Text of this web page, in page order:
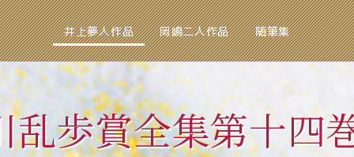
井上夢人作品 岡嶋二人作品 随筆集
乱歩賞全集第十四